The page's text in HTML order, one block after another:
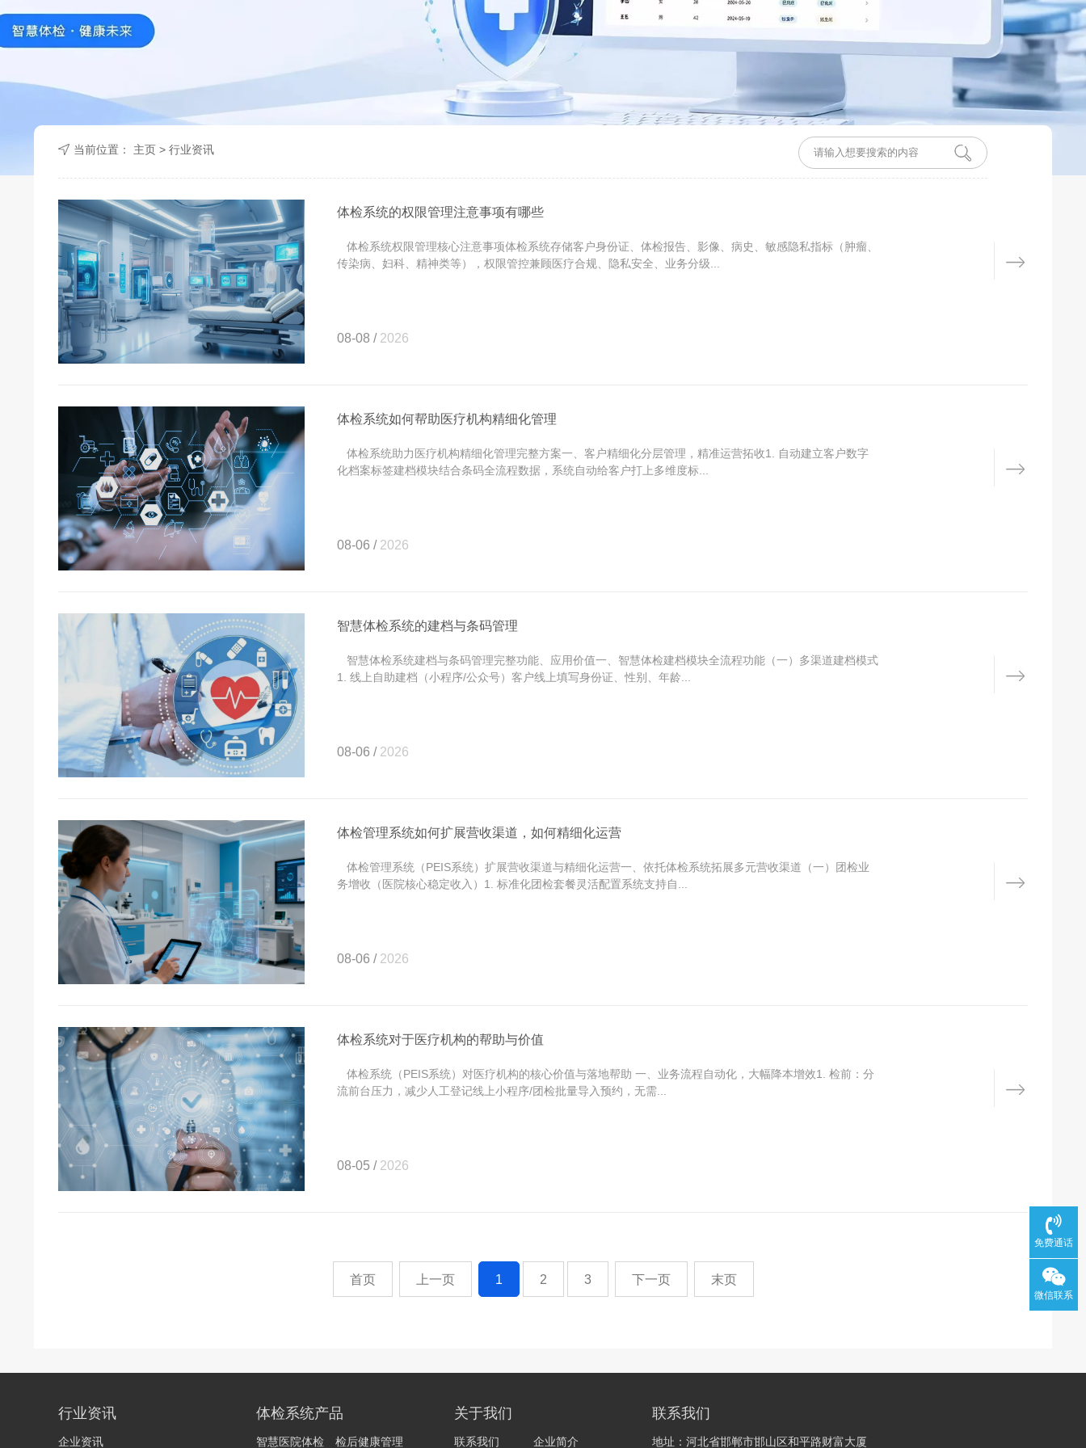
当前位置： 主页 > 行业资讯
体检系统的权限管理注意事项有哪些
体检系统权限管理核心注意事项体检系统存储客户身份证、体检报告、影像、病史、敏感隐私指标（肿瘤、
传染病、妇科、精神类等），权限管控兼顾医疗合规、隐私安全、业务分级...
08-08 /2026
体检系统如何帮助医疗机构精细化管理
体检系统助力医疗机构精细化管理完整方案一、客户精细化分层管理，精准运营拓收1. 自动建立客户数字
化档案标签建档模块结合条码全流程数据，系统自动给客户打上多维度标...
08-06 /2026
智慧体检系统的建档与条码管理
智慧体检系统建档与条码管理完整功能、应用价值一、智慧体检建档模块全流程功能（一）多渠道建档模式
1. 线上自助建档（小程序/公众号）客户线上填写身份证、性别、年龄...
08-06 /2026
体检管理系统如何扩展营收渠道，如何精细化运营
体检管理系统（PEIS系统）扩展营收渠道与精细化运营一、依托体检系统拓展多元营收渠道（一）团检业
务增收（医院核心稳定收入）1. 标准化团检套餐灵活配置系统支持自...
08-06 /2026
体检系统对于医疗机构的帮助与价值
体检系统（PEIS系统）对医疗机构的核心价值与落地帮助 一、业务流程自动化，大幅降本增效1. 检前：分
流前台压力，减少人工登记线上小程序/团检批量导入预约，无需...
08-05 /2026
首页 上一页 1 2 3 下一页 末页
行业资讯
企业资讯
体检系统产品
智慧医院体检 检后健康管理
关于我们
联系我们 企业简介
联系我们
地址：河北省邯郸市邯山区和平路财富大厦
免费通话
微信联系